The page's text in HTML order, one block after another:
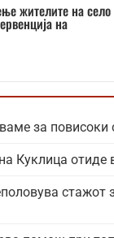
жителите на село
на
за повисоки
Куклица отиде
стажот